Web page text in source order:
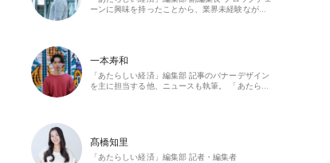
ーンに興味を持ったことから、業界未経験なが…
一本寿和
「あたらしい経済」編集部 記事のバナーデザイン
を主に担当する他、ニュースも執筆。 「あたら…
髙橋知里
「あたらしい経済」編集部 記者・編集者